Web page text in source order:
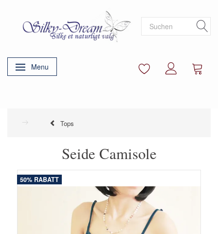
Anzeige ändern
Menu
Tops
Seide Camisole
50% RABATT